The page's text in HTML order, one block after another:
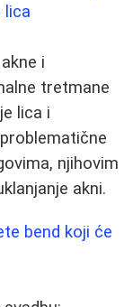
lica
i
tretmane
lica i
njihovim
akni.
bend koji će